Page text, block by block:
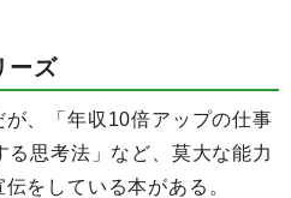
ーズ
、「年収10倍アップの仕事
思考法」など、莫大な能力
をしている本がある。